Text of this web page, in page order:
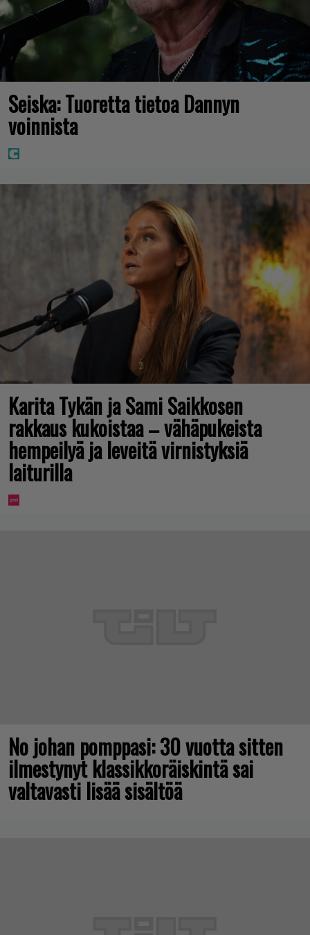
Seiska: Tuoretta tietoa Dannyn
voinnista
Karita Tykän ja Sami Saikkosen
rakkaus kukoistaa – vähäpukeista
hempeilyä ja leveitä virnistyksiä
laiturilla
No johan pomppasi: 30 vuotta sitten
ilmestynyt klassikkoräiskintä sai
valtavasti lisää sisältöä